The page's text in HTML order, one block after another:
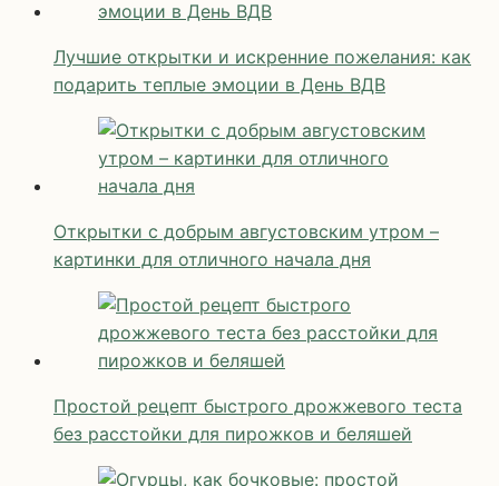
Лучшие открытки и искренние пожелания: как
подарить теплые эмоции в День ВДВ
Открытки с добрым августовским утром –
картинки для отличного начала дня
Простой рецепт быстрого дрожжевого теста
без расстойки для пирожков и беляшей